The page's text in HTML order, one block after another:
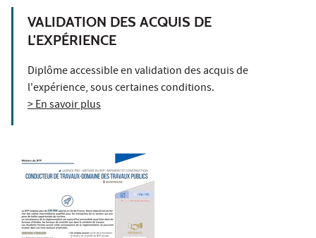
VALIDATION DES ACQUIS DE
L'EXPÉRIENCE
Diplôme accessible en validation des acquis de
l'expérience, sous certaines conditions.
> En savoir plus